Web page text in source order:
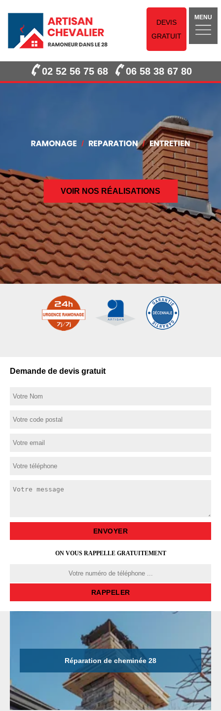
DEVIS
GRATUIT
MENU
02 52 56 75 68 06 58 38 67 80
VOIR NOS RÉALISATIONS
Demande de devis gratuit
ON VOUS RAPPELLE GRATUITEMENT
Réparation de cheminée 28